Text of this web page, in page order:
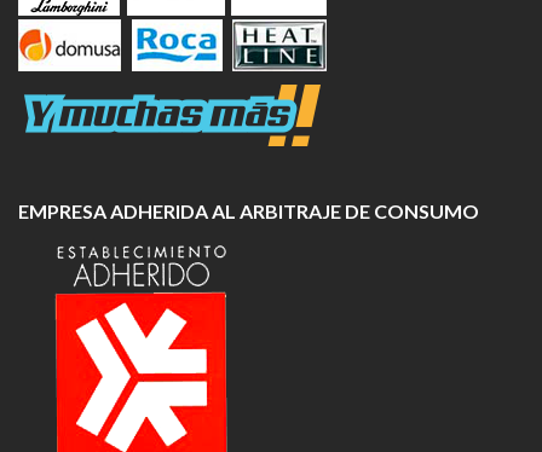
EMPRESA ADHERIDA AL ARBITRAJE DE CONSUMO